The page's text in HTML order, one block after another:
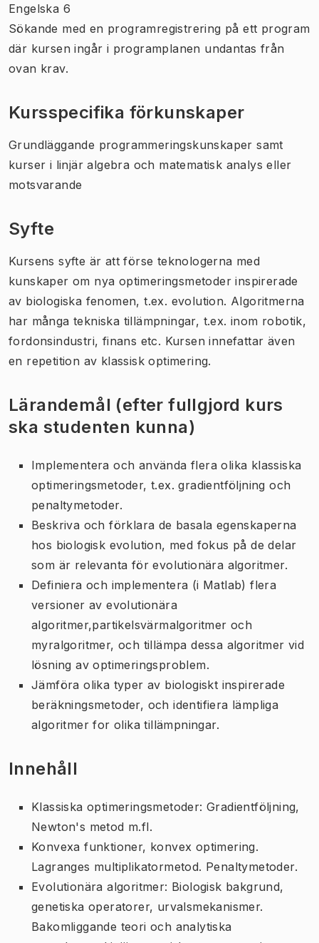
Engelska 6
Sökande med en programregistrering på ett program
där kursen ingår i programplanen undantas från
ovan krav.
Kursspecifika förkunskaper
Grundläggande programmeringskunskaper samt
kurser i linjär algebra och matematisk analys eller
motsvarande
Syfte
Kursens syfte är att förse teknologerna med
kunskaper om nya optimeringsmetoder inspirerade
av biologiska fenomen, t.ex. evolution. Algoritmerna
har många tekniska tillämpningar, t.ex. inom robotik,
fordonsindustri, finans etc. Kursen innefattar även
en repetition av klassisk optimering.
Lärandemål (efter fullgjord kurs
ska studenten kunna)
Implementera och använda flera olika klassiska
optimeringsmetoder, t.ex. gradientföljning och
penaltymetoder.
Beskriva och förklara de basala egenskaperna
hos biologisk evolution, med fokus på de delar
som är relevanta för evolutionära algoritmer.
Definiera och implementera (i Matlab) flera
versioner av evolutionära
algoritmer,partikelsvärmalgoritmer och
myralgoritmer, och tillämpa dessa algoritmer vid
lösning av optimeringsproblem.
Jämföra olika typer av biologiskt inspirerade
beräkningsmetoder, och identifiera lämpliga
algoritmer for olika tillämpningar.
Innehåll
Klassiska optimeringsmetoder: Gradientföljning,
Newton's metod m.fl.
Konvexa funktioner, konvex optimering.
Lagranges multiplikatormetod. Penaltymetoder.
Evolutionära algoritmer: Biologisk bakgrund,
genetiska operatorer, urvalsmekanismer.
Bakomliggande teori och analytiska